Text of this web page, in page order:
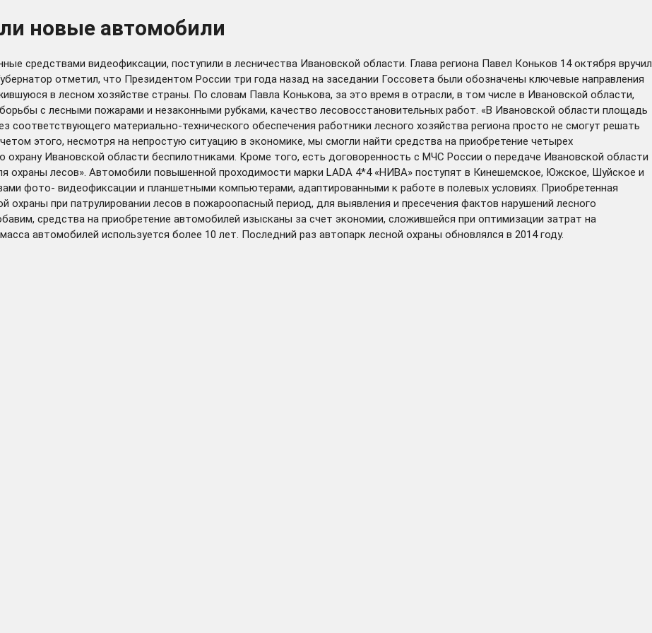
новые автомобили
средствами видеофиксации, поступили в лесничества Ивановской области. Глава региона Павел Коньков 14 октября вручил
отметил, что Президентом России три года назад на заседании Госсовета были обозначены ключевые направления
в лесном хозяйстве страны. По словам Павла Конькова, за это время в отрасли, в том числе в Ивановской области,
с лесными пожарами и незаконными рубками, качество лесовосстановительных работ. «В Ивановской области площадь
соответствующего материально-технического обеспечения работники лесного хозяйства региона просто не смогут решать
этого, несмотря на непростую ситуацию в экономике, мы смогли найти средства на приобретение четырех
охрану Ивановской области беспилотниками. Кроме того, есть договоренность с МЧС России о передаче Ивановской области
охраны лесов». Автомобили повышенной проходимости марки LADA 4*4 «НИВА» поступят в Кинешемское, Южское, Шуйское и
фото- видеофиксации и планшетными компьютерами, адаптированными к работе в полевых условиях. Приобретенная
охраны при патрулировании лесов в пожароопасный период, для выявления и пресечения фактов нарушений лесного
средства на приобретение автомобилей изысканы за счет экономии, сложившейся при оптимизации затрат на
автомобилей используется более 10 лет. Последний раз автопарк лесной охраны обновлялся в 2014 году.